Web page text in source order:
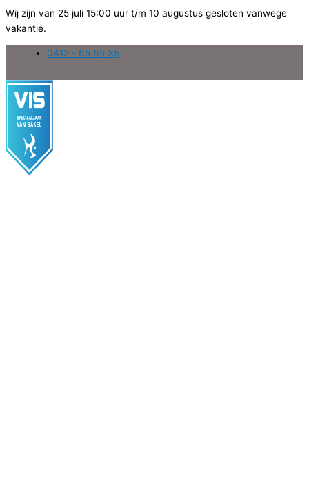
Wij zijn van 25 juli 15:00 uur t/m 10 augustus gesloten vanwege
vakantie.
inhoud
0412 - 65 65 35